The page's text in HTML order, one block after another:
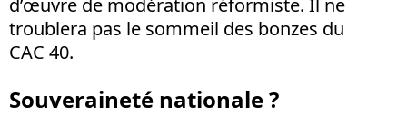
d’œuvre de modération réformiste. Il ne
troublera pas le sommeil des bonzes du
CAC 40.
Souveraineté nationale ?